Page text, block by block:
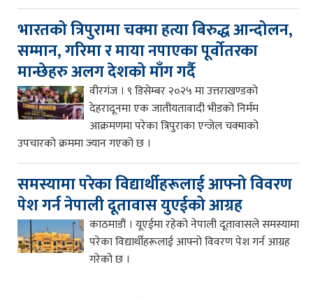
भारतको त्रिपुरामा चक्मा हत्या बिरुद्ध आन्दोलन,
सम्मान, गरिमा र माया नपाएका पूर्वोतरका
मान्छेहरु अलग देशको माँग गर्दै
वीरगंज । ९ डिसेम्बर २०२५ मा उत्तराखण्डको
देहरादूनमा एक जातीयतावादी भीडको निर्मम
आक्रमणमा परेका त्रिपुराका एन्जेल चक्माको
उपचारको क्रममा ज्यान गएको छ ।
समस्यामा परेका विद्यार्थीहरूलाई आफ्नो विवरण
पेश गर्न नेपाली दूतावास युएईको आग्रह
काठमाडौं । यूएईमा रहेको नेपाली दूतावासले समस्यामा
परेका विद्यार्थीहरूलाई आफ्नो विवरण पेश गर्न आग्रह
गरेको छ ।